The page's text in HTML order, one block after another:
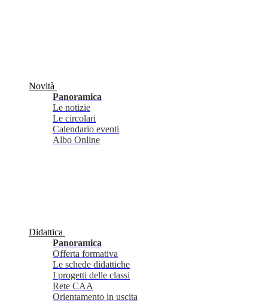
Novità
Panoramica
Le notizie
Le circolari
Calendario eventi
Albo Online
Didattica
Panoramica
Offerta formativa
Le schede didattiche
I progetti delle classi
Rete CAA
Orientamento in uscita